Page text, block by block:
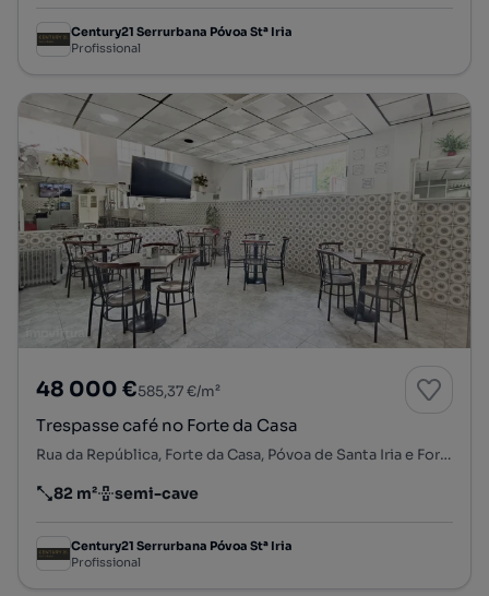
Century21 Serrurbana Póvoa Stª Iria
Profissional
48 000 €585,37 €/m²
Trespasse café no Forte da Casa
Rua da República, Forte da Casa, Póvoa de Santa Iria e Forte da Casa, Vila Franca de Xira, Lisboa
Preço por metro quadrado
82 m²
Andar semi-cave
Century21 Serrurbana Póvoa Stª Iria
Profissional